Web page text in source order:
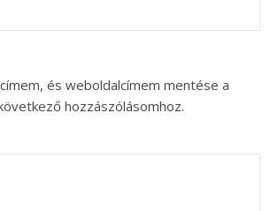
és weboldalcímem mentése a
hozzászólásomhoz.